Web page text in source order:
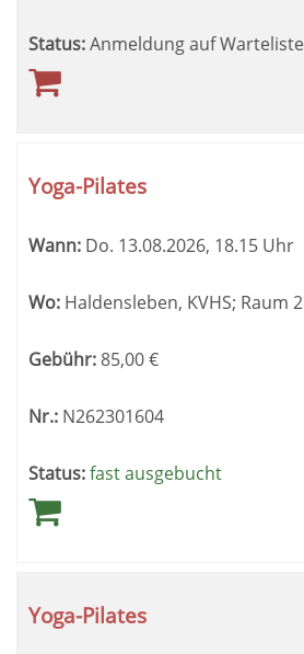
Status:Anmeldung auf Warteliste
Yoga-Pilates
Wann: Do. 13.08.2026, 18.15 Uhr
Wo: Haldensleben, KVHS; Raum 2
Gebühr:85,00€
Nr.: N262301604
Status:fast ausgebucht
Yoga-Pilates